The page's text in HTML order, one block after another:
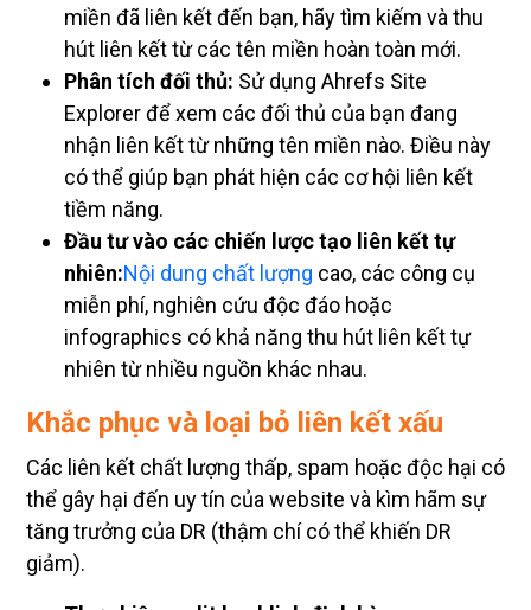
miền đã liên kết đến bạn, hãy tìm kiếm và thu
hút liên kết từ các tên miền hoàn toàn mới.
Phân tích đối thủ: Sử dụng Ahrefs Site
Explorer để xem các đối thủ của bạn đang
nhận liên kết từ những tên miền nào. Điều này
có thể giúp bạn phát hiện các cơ hội liên kết
tiềm năng.
Đầu tư vào các chiến lược tạo liên kết tự
nhiên:Nội dung chất lượng cao, các công cụ
miễn phí, nghiên cứu độc đáo hoặc
infographics có khả năng thu hút liên kết tự
nhiên từ nhiều nguồn khác nhau.
Khắc phục và loại bỏ liên kết xấu
Các liên kết chất lượng thấp, spam hoặc độc hại có
thể gây hại đến uy tín của website và kìm hãm sự
tăng trưởng của DR (thậm chí có thể khiến DR
giảm).